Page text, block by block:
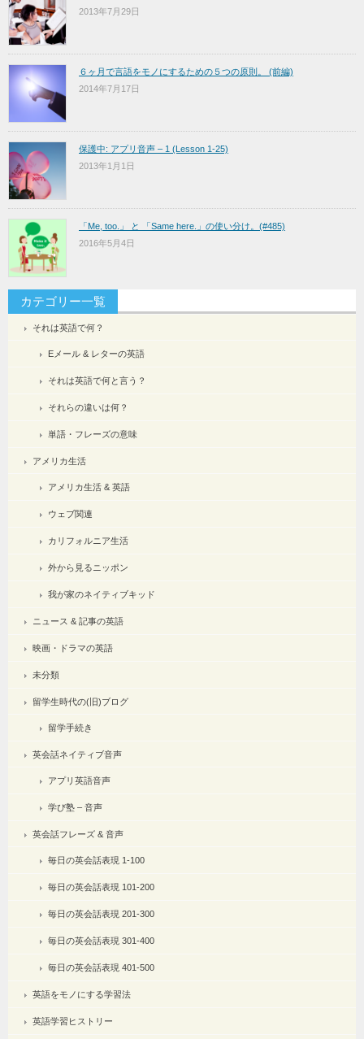
2013年7月29日
６ヶ月で言語をモノにするための５つの原則。 (前編)
2014年7月17日
保護中: アプリ音声 – 1 (Lesson 1-25)
2013年1月1日
「Me, too.」 と 「Same here.」の使い分け。(#485)
2016年5月4日
カテゴリー一覧
それは英語で何？
Eメール & レターの英語
それは英語で何と言う？
それらの違いは何？
単語・フレーズの意味
アメリカ生活
アメリカ生活 & 英語
ウェブ関連
カリフォルニア生活
外から見るニッポン
我が家のネイティブキッド
ニュース & 記事の英語
映画・ドラマの英語
未分類
留学生時代の(旧)ブログ
留学手続き
英会話ネイティブ音声
アプリ英語音声
学び塾 – 音声
英会話フレーズ & 音声
毎日の英会話表現 1-100
毎日の英会話表現 101-200
毎日の英会話表現 201-300
毎日の英会話表現 301-400
毎日の英会話表現 401-500
英語をモノにする学習法
英語学習ヒストリー